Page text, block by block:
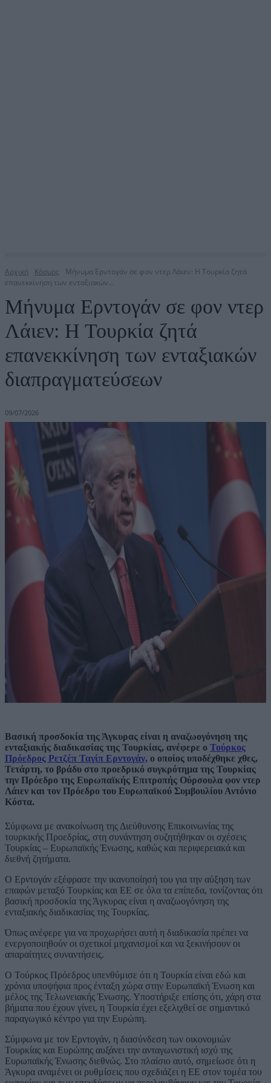
Αρχική Κόσμος
Μήνυμα Ερντογάν σε φον ντερ Λάιεν: Η Τουρκία ζητά
επανεκκίνηση των ενταξιακών...
Μήνυμα Ερντογάν σε φον ντερ
Λάιεν: Η Τουρκία ζητά
επανεκκίνηση των ενταξιακών
διαπραγματεύσεων
09/07/2026
Bασική προσδοκία της Άγκυρας είναι η αναζωογόνηση της
ενταξιακής διαδικασίας της Τουρκίας, ανέφερε ο Τούρκος
Πρόεδρος Ρετζέπ Ταγίπ Ερντογάν, ο οποίος υποδέχθηκε χθες,
Τετάρτη, το βράδυ στο προεδρικό συγκρότημα της Τουρκίας
την Πρόεδρο της Ευρωπαϊκής Επιτροπής Ούρσουλα φον ντερ
Λάιεν και τον Πρόεδρο του Ευρωπαϊκού Συμβουλίου Αντόνιο
Κόστα.
Σύμφωνα με ανακοίνωση της Διεύθυνσης Επικοινωνίας της
τουρκικής Προεδρίας, στη συνάντηση συζητήθηκαν οι σχέσεις
Τουρκίας – Ευρωπαϊκής Ένωσης, καθώς και περιφερειακά και
διεθνή ζητήματα.
Ο Ερντογάν εξέφρασε την ικανοποίησή του για την αύξηση των
επαφών μεταξύ Τουρκίας και ΕΕ σε όλα τα επίπεδα, τονίζοντας ότι
βασική προσδοκία της Άγκυρας είναι η αναζωογόνηση της
ενταξιακής διαδικασίας της Τουρκίας.
Όπως ανέφερε για να προχωρήσει αυτή η διαδικασία πρέπει να
ενεργοποιηθούν οι σχετικοί μηχανισμοί και να ξεκινήσουν οι
απαραίτητες συναντήσεις.
Ο Τούρκος Πρόεδρος υπενθύμισε ότι η Τουρκία είναι εδώ και
χρόνια υποψήφια προς ένταξη χώρα στην Ευρωπαϊκή Ένωση και
μέλος της Τελωνειακής Ένωσης. Υποστήριξε επίσης ότι, χάρη στα
βήματα που έχουν γίνει, η Τουρκία έχει εξελιχθεί σε σημαντικό
παραγωγικό κέντρο για την Ευρώπη.
Σύμφωνα με τον Ερντογάν, η διασύνδεση των οικονομιών
Τουρκίας και Ευρώπης αυξάνει την ανταγωνιστική ισχύ της
Ευρωπαϊκής Ένωσης διεθνώς. Στο πλαίσιο αυτό, σημείωσε ότι η
Άγκυρα αναμένει οι ρυθμίσεις που σχεδιάζει η ΕΕ στον τομέα του